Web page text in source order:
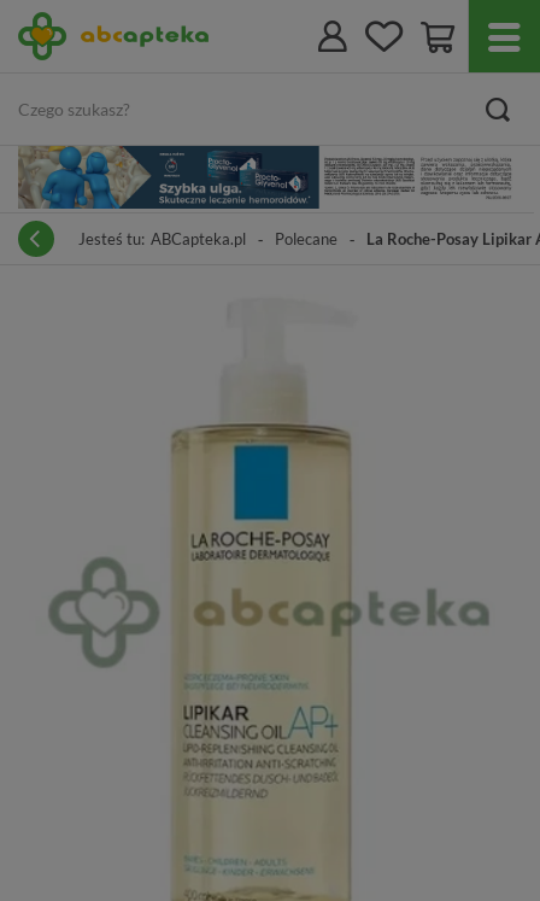
Jesteś tu: ABCapteka.pl Polecane La Roche-Posay